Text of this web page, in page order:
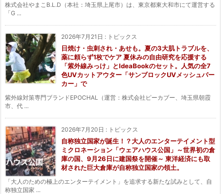
株式会社やまこB.L.D（本社：埼玉県上尾市）は、東京都東大和市にて運営する
「G ...
2026年7月21日 : トピックス
日焼け・虫刺され・あせも。夏の3大肌トラブルを、
薬に頼らず1枚でケア 夏休みの自由研究を応援する
「紫外線みっけ」とIdeaBookのセット。人気の全7
色UVカットアウター「サンブロックUVメッシュパー
カー」で
紫外線対策専門ブランドEPOCHAL（運営：株式会社ピーカブー、埼玉県朝霞
市、代 ...
2026年7月20日 : トピックス
自称独立国家が誕生！？大人のエンターテイメント型
ミクロネーション「ウェアハウス公国」～世界初の倉
庫の国、9月26日に建国祭を開催～ 東洋経済にも取
材された巨大倉庫が自称独立国家の領土。
「大人のための極上のエンターテイメント」を追求する新たな試みとして、自
称独立国家 ...